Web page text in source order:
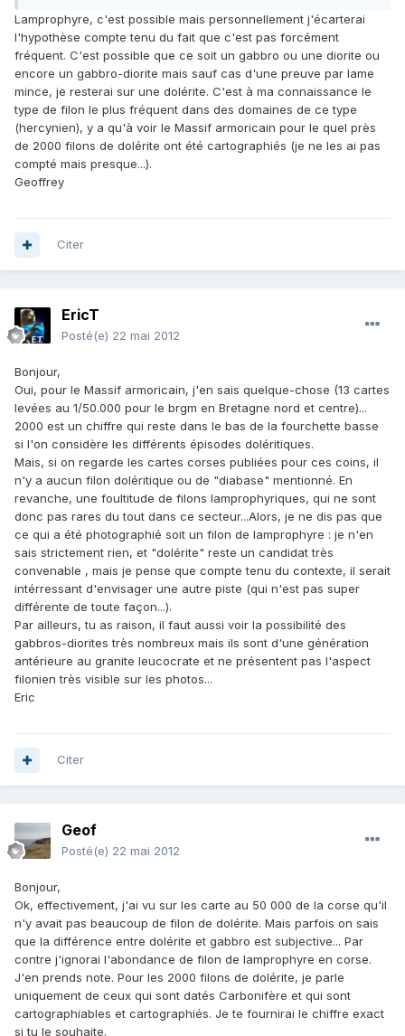
Lamprophyre, c'est possible mais personnellement j'écarterai
l'hypothèse compte tenu du fait que c'est pas forcément
fréquent. C'est possible que ce soit un gabbro ou une diorite ou
encore un gabbro-diorite mais sauf cas d'une preuve par lame
mince, je resterai sur une dolérite. C'est à ma connaissance le
type de filon le plus fréquent dans des domaines de ce type
(hercynien), y a qu'à voir le Massif armoricain pour le quel près
de 2000 filons de dolérite ont été cartographiés (je ne les ai pas
compté mais presque...).
Geoffrey
Citer
EricT
Posté(e) 22 mai 2012
Bonjour,
Oui, pour le Massif armoricain, j'en sais quelque-chose (13 cartes
levées au 1/50.000 pour le brgm en Bretagne nord et centre)...
2000 est un chiffre qui reste dans le bas de la fourchette basse
si l'on considère les différents épisodes doléritiques.
Mais, si on regarde les cartes corses publiées pour ces coins, il
n'y a aucun filon doléritique ou de "diabase" mentionné. En
revanche, une foultitude de filons lamprophyriques, qui ne sont
donc pas rares du tout dans ce secteur...Alors, je ne dis pas que
ce qui a été photographié soit un filon de lamprophyre : je n'en
sais strictement rien, et "dolérite" reste un candidat très
convenable , mais je pense que compte tenu du contexte, il serait
intérressant d'envisager une autre piste (qui n'est pas super
différente de toute façon...).
Par ailleurs, tu as raison, il faut aussi voir la possibilité des
gabbros-diorites très nombreux mais ils sont d'une génération
antérieure au granite leucocrate et ne présentent pas l'aspect
filonien très visible sur les photos...
Eric
Citer
Geof
Posté(e) 22 mai 2012
Bonjour,
Ok, effectivement, j'ai vu sur les carte au 50 000 de la corse qu'il
n'y avait pas beaucoup de filon de dolérite. Mais parfois on sais
que la différence entre dolérite et gabbro est subjective... Par
contre j'ignorai l'abondance de filon de lamprophyre en corse.
J'en prends note. Pour les 2000 filons de dolérite, je parle
uniquement de ceux qui sont datés Carbonifère et qui sont
cartographiables et cartographiés. Je te fournirai le chiffre exact
si tu le souhaite.